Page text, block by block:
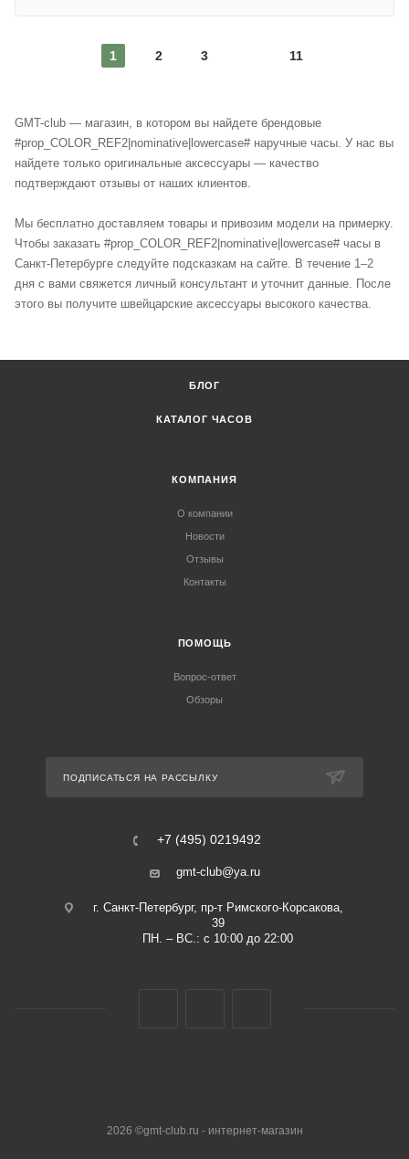
1 2 3 11
GMT-club — магазин, в котором вы найдете брендовые
#prop_COLOR_REF2|nominative|lowercase# наручные часы. У нас вы
найдете только оригинальные аксессуары — качество
подтверждают отзывы от наших клиентов.
Мы бесплатно доставляем товары и привозим модели на примерку.
Чтобы заказать #prop_COLOR_REF2|nominative|lowercase# часы в
Санкт-Петербурге следуйте подсказкам на сайте. В течение 1–2
дня с вами свяжется личный консультант и уточнит данные. После
этого вы получите швейцарские аксессуары высокого качества.
БЛОГ
КАТАЛОГ ЧАСОВ
КОМПАНИЯ
О компании
Новости
Отзывы
Контакты
ПОМОЩЬ
Вопрос-ответ
Обзоры
ПОДПИСАТЬСЯ НА РАССЫЛКУ
+7 (495) 0219492
gmt-club@ya.ru
г. Санкт-Петербург, пр-т Римского-Корсакова,
39
ПН. – ВС.: с 10:00 до 22:00
2026 ©gmt-club.ru - интернет-магазин